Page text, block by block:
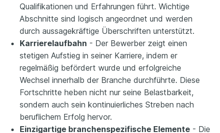
Qualifikationen und Erfahrungen führt. Wichtige
Abschnitte sind logisch angeordnet und werden
durch aussagekräftige Überschriften unterstützt.
Karrierelaufbahn - Der Bewerber zeigt einen
stetigen Aufstieg in seiner Karriere, indem er
regelmäßig befördert wurde und erfolgreiche
Wechsel innerhalb der Branche durchführte. Diese
Fortschritte heben nicht nur seine Belastbarkeit,
sondern auch sein kontinuierliches Streben nach
beruflichem Erfolg hervor.
Einzigartige branchenspezifische Elemente - Die